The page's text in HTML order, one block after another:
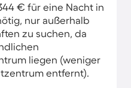
€ für eine Nacht in
nur außerhalb
zu suchen, da
liegen (weniger
entfernt).